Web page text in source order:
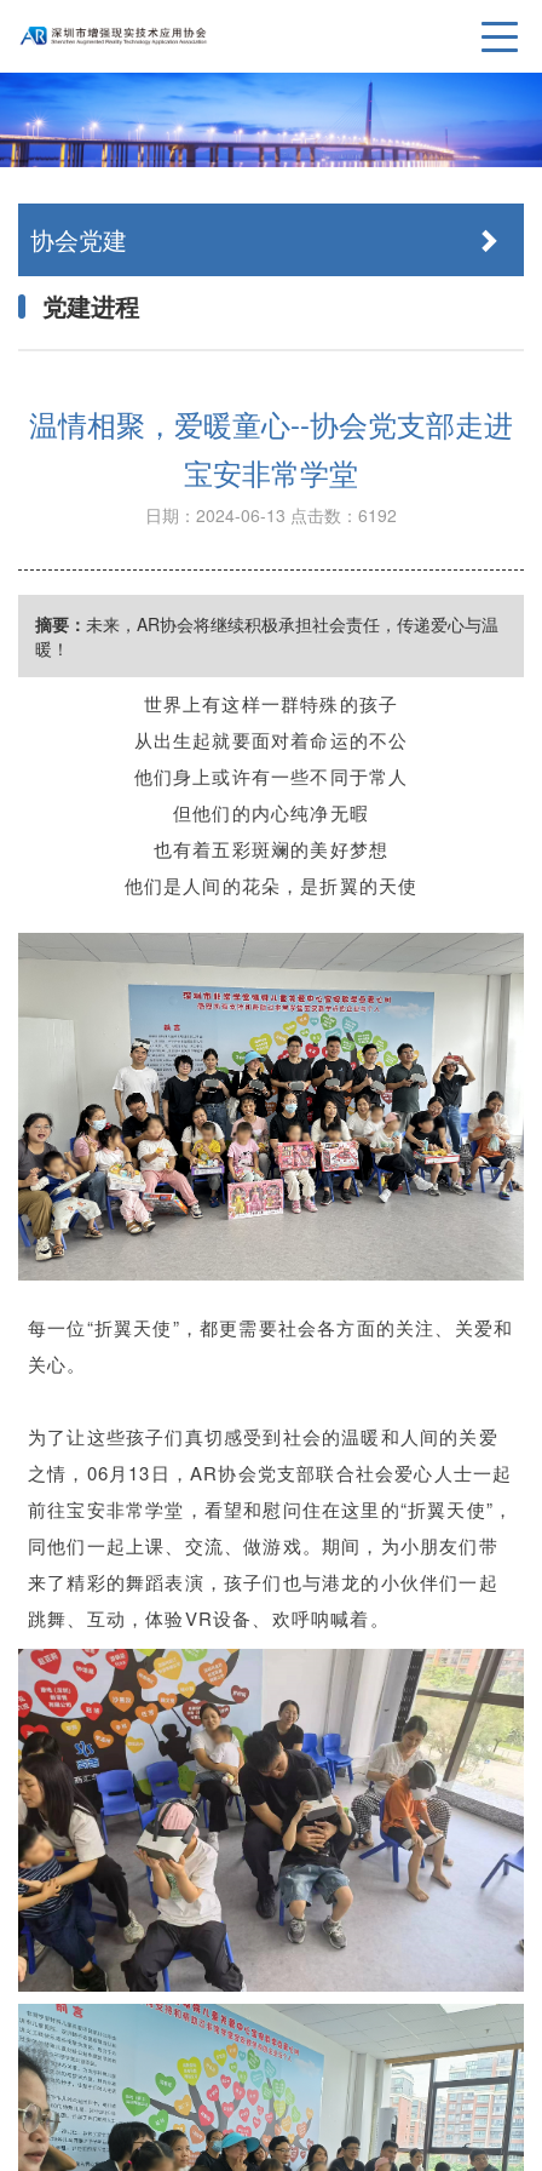
协会党建
党建进程
温情相聚，爱暖童心--协会党支部走进
宝安非常学堂
日期：2024-06-13 点击数：6192
摘要： 未来，AR协会​将继续积极承担社会责任，传递爱心与温
暖！
世界上有这样一群特殊的孩子
从出生起就要面对着命运的不公
他们身上或许有一些不同于常人
但他们的内心纯净无暇
也有着五彩斑斓的美好梦想
他们是人间的花朵，是折翼的天使
每一位“折翼天使”， 都更需要社会各方面的关注、关爱和
关心。
为了让这些孩子们真切感受到社会的温暖和人间的关爱
之情， 06月13日，AR协会党支部联合社会爱心人士一起
前往宝安非常学堂， 看望和慰问住在这里的“折翼天使”，
同他们一起上课、交流、做游戏。 期间，为小朋友们带
来了精彩的舞蹈表演，孩子们也与港龙的小伙伴们一起
跳舞、互动，体验VR设备、欢呼呐喊着。